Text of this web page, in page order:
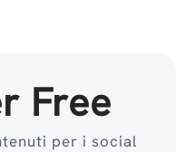
Free
per i social